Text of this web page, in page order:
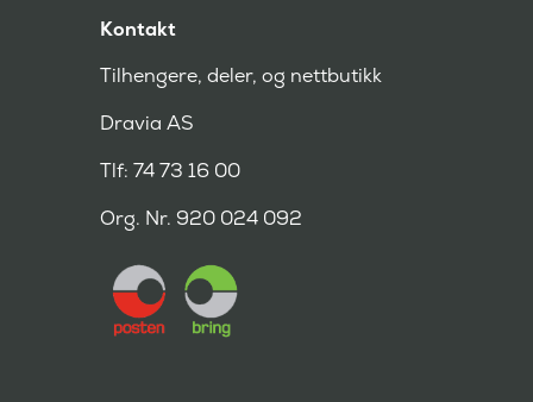
Kontakt
Tilhengere, deler, og nettbutikk
Dravia AS
Tlf: 74 73 16 00
Org. Nr. 920 024 092